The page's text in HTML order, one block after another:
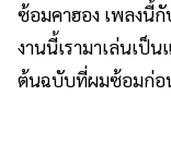
ซ้อมคาฮอง เพลงนี้
งานนี้เรามาเล่นเป็
ต้นฉบับที่ผมซ้อมก่อ